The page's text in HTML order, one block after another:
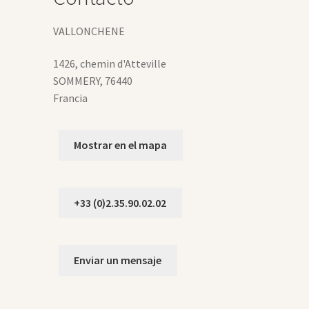
VALLONCHENE
1426, chemin d'Atteville
SOMMERY, 76440
Francia
Mostrar en el mapa
+33 (0)2.35.90.02.02
Enviar un mensaje